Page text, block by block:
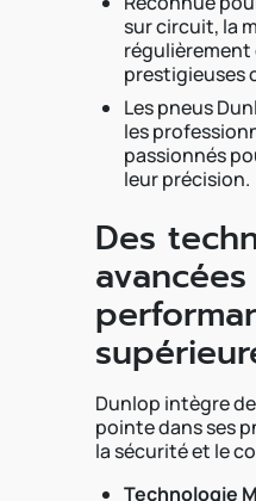
sur circuit, la
prestigieuses
Les pneus
les
passionnés
leur précision.
Des
Dunlop intègre
pointe dans ses
la sécurité et le
Technologie